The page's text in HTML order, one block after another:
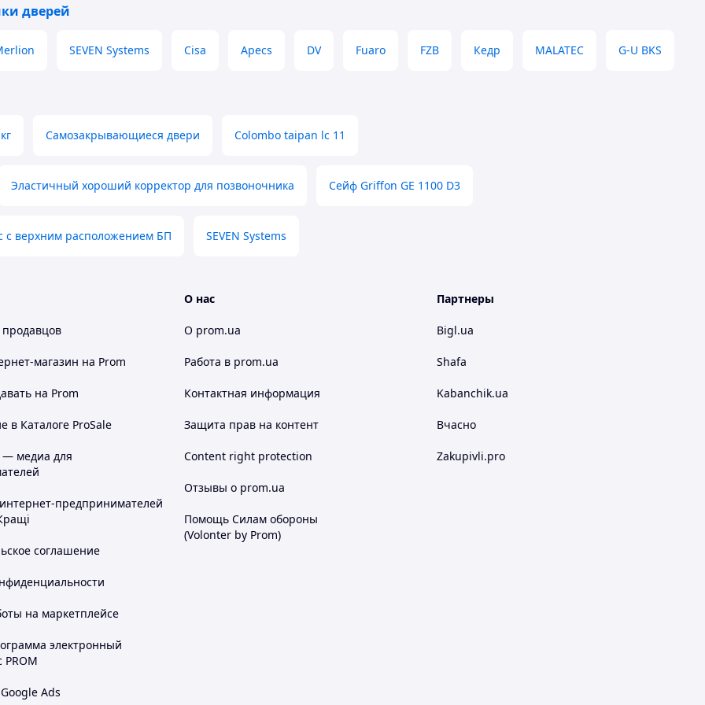
работы, доводчик надо выбирать в
40
60
80
160
не менее500 000 циклов
и комфорт при эксплуатации дверных
прямо сейчас и сделайте свои двери еще
дверей
SEVEN Systems Cisa Apecs DV Fuaro FZB Кедр MALATEC G-U BKS
Самозакрывающиеся двери Colombo taipan lc 11
Эластичный хороший корректор для позвоночника Сейф Griffon GE 1100 D3
с верхним расположением БП SEVEN Systems
магазин на Prom
на Prom
в Каталоге ProSale
— медиа для
предпринимателей
соглашение
на маркетплейсе
электронный
PROM
Ads
О нас
О prom.ua
Работа в prom.ua
Контактная информация
Защита прав на контент
Content right protection
Отзывы о prom.ua
Помощь Силам обороны
(Volonter by Prom)
Партнеры
Bigl.ua
Shafa
Kabanchik.ua
Вчасно
Zakupivli.pro